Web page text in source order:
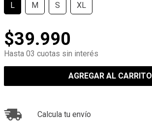
L M S XL
$39.990
Hasta 03 cuotas sin interés
AGREGAR AL CARRITO
Calcula tu envío